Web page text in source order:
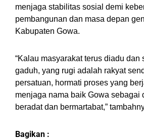
menjaga stabilitas sosial demi
pembangunan dan masa depan
Kabupaten Gowa.
“Kalau masyarakat terus diadu dan
gaduh, yang rugi adalah rakyat
persatuan, hormati proses yang
menjaga nama baik Gowa sebagai
beradat dan bermartabat,”
Bagikan :